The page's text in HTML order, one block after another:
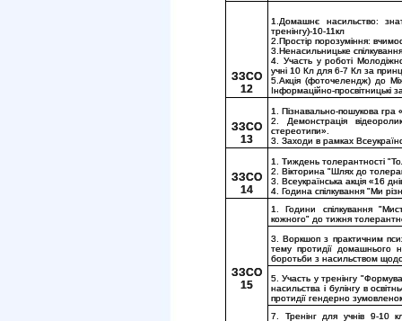
ЗЗСО
12
1.Домашнє насильство:
тренінгу)-10-11кл
2.Простір порозуміння:
3.Ненасильницьке
4. Участь у роботі
учні 10 Кл для 6-7 Кл за
5.Акція (фоточелендж) до
Інформаційно-просвітницькі
ЗЗСО
13
1. Пізнавально-пошукова
2. Демонстрація
стереотипи».
3. Заходи в рамках
ЗЗСО
14
1. Тиждень толерантності
2. Вікторина "Шлях до
3. Всеукраїнська акція «16
4. Година спілкування "Ми
ЗЗСО
15
1. Години спілкування
кожного" до тижня
3. Воркшоп з практичним
тему протидії домашнього
боротьби з насильством
5. Участь у тренінгу
насильства і булінгу в
протидії гендерно
7. Тренінг для учнів 9-10